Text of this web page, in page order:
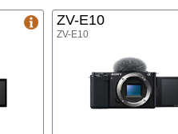
ZV-E10
ZV-E10